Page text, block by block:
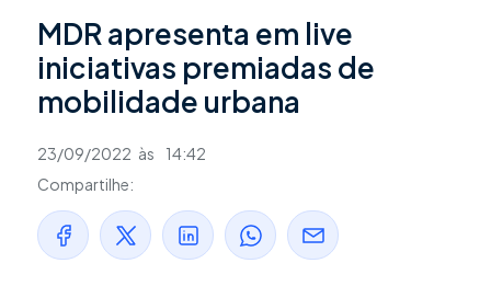
MDR apresenta em live
iniciativas premiadas de
mobilidade urbana
23/09/2022 às
14:42
Compartilhe: